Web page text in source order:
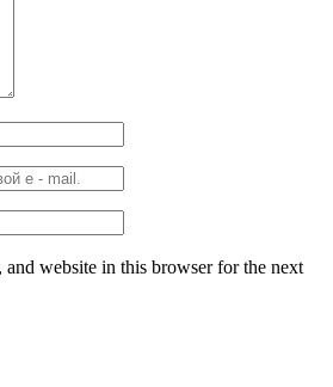
and website in this browser for the next